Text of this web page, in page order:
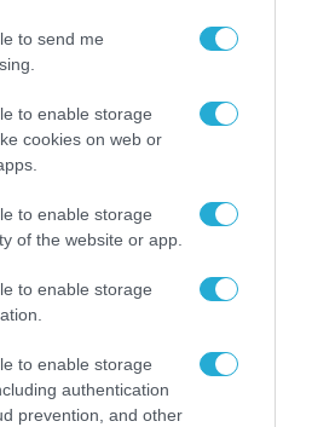
to send me
to enable storage
cookies on web or
to enable storage
of the website or app.
to enable storage
to enable storage
authentication
prevention, and other
«τέλειωσε» τον
τον ΣΚΑΪ – Ο λόγος της